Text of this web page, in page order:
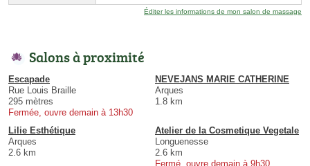
Éditer les informations de mon salon de massage
Salons à proximité
Escapade
Rue Louis Braille
295 mètres
Fermée, ouvre demain à 13h30
NEVEJANS MARIE CATHERINE
Arques
1.8 km
Lilie Esthétique
Arques
2.6 km
Atelier de la Cosmetique Vegetale
Longuenesse
2.6 km
Fermé, ouvre demain à 9h30